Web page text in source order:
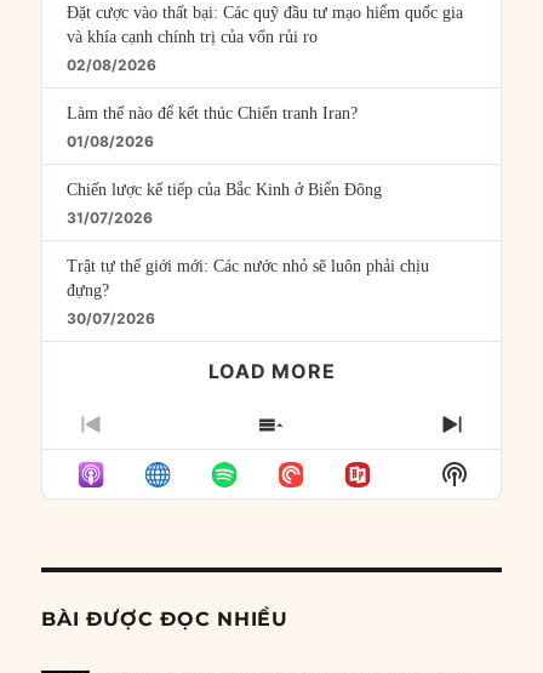
Đặt cược vào thất bại: Các quỹ đầu tư mạo hiểm quốc gia
và khía cạnh chính trị của vốn rủi ro
02/08/2026
Làm thế nào để kết thúc Chiến tranh Iran?
01/08/2026
Chiến lược kế tiếp của Bắc Kinh ở Biển Đông
31/07/2026
Trật tự thế giới mới: Các nước nhỏ sẽ luôn phải chịu
đựng?
30/07/2026
LOAD MORE
PREVIOUS
EPISODE
SHOW
EPISODES
LIST
NEXT
Show
Podcast
BÀI ĐƯỢC ĐỌC NHIỀU